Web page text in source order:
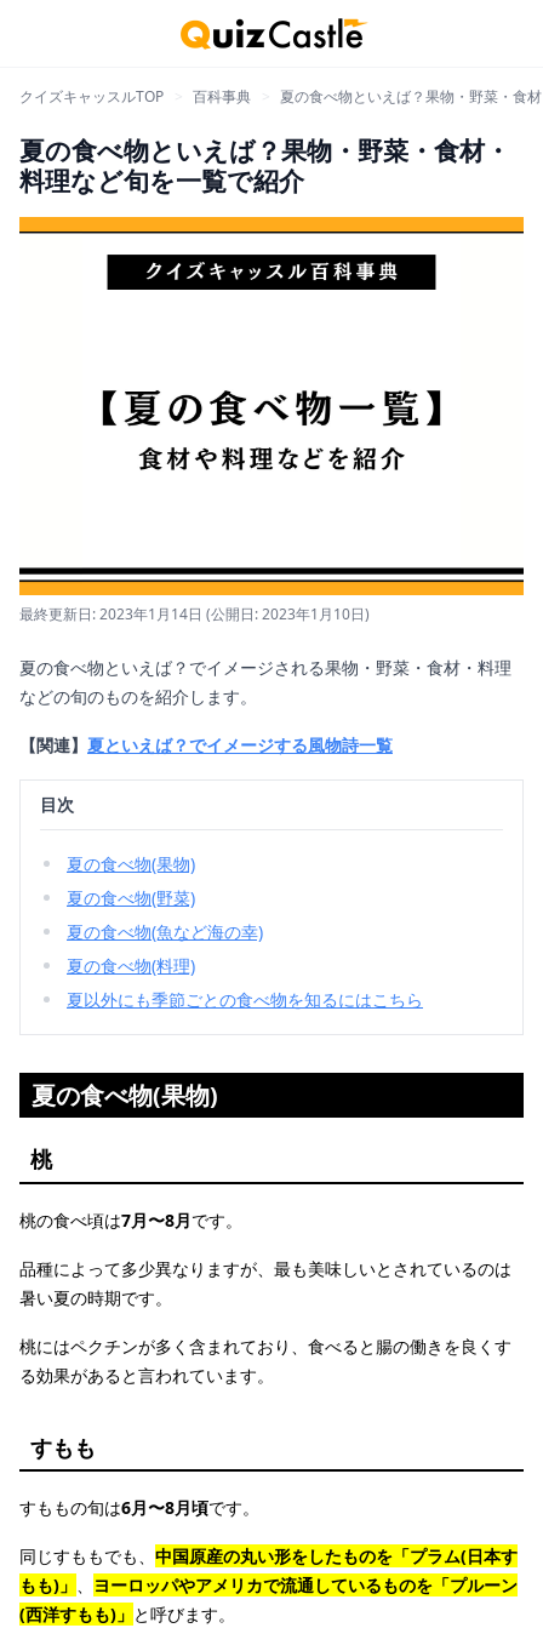
クイズキャッスルTOP 百科事典 夏の食べ物といえば？果物・野菜・食
夏の食べ物といえば？果物・野菜・食材・
料理など旬を一覧で紹介
最終更新日: 2023年1月14日 (公開日: 2023年1月10日)
夏の食べ物といえば？でイメージされる果物・野菜・食材・料理
などの旬のものを紹介します。
【関連】 夏といえば？でイメージする風物詩一覧
目次
夏の食べ物(果物)
夏の食べ物(野菜)
夏の食べ物(魚など海の幸)
夏の食べ物(料理)
夏以外にも季節ごとの食べ物を知るにはこちら
夏の食べ物(果物)
桃
桃の食べ頃は7月〜8月です。
品種によって多少異なりますが、最も美味しいとされているのは
暑い夏の時期です。
桃にはペクチンが多く含まれており、食べると腸の働きを良くす
る効果があると言われています。
すもも
すももの旬は6月〜8月頃です。
同じすももでも、 中国原産の丸い形をしたものを「プラム(日本す
もも)」 、
ヨーロッパやアメリカで流通しているものを「プルーン
(西洋すもも)」 と呼びます。